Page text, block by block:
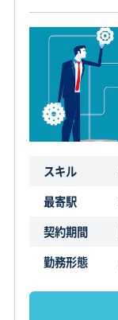
スキル
最寄駅
契約期間
勤務形態